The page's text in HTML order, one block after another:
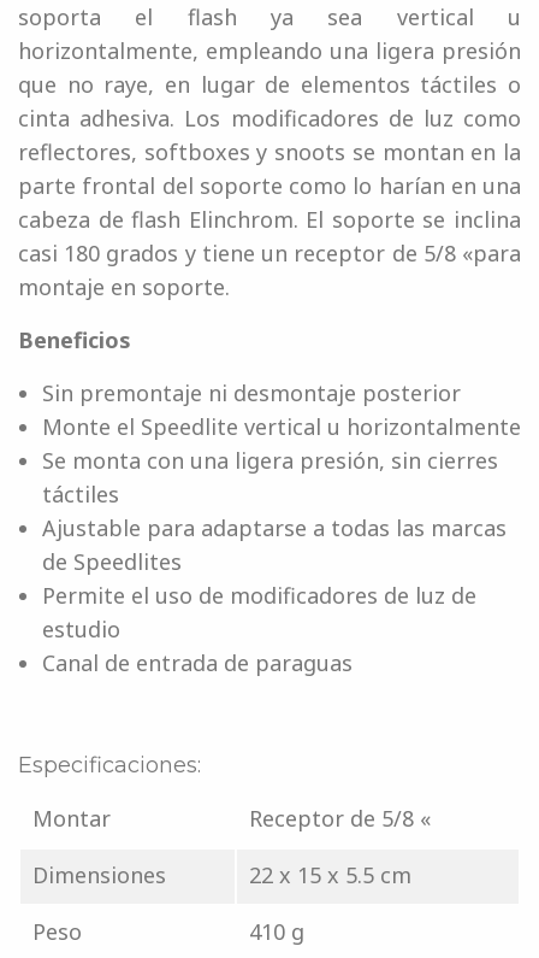
soporta el flash ya sea vertical u
horizontalmente, empleando una ligera presión
que no raye, en lugar de elementos táctiles o
cinta adhesiva. Los modificadores de luz como
reflectores, softboxes y snoots se montan en la
parte frontal del soporte como lo harían en una
cabeza de flash Elinchrom. El soporte se inclina
casi 180 grados y tiene un receptor de 5/8 «para
montaje en soporte.
Beneficios
Sin premontaje ni desmontaje posterior
Monte el Speedlite vertical u horizontalmente
Se monta con una ligera presión, sin cierres
táctiles
Ajustable para adaptarse a todas las marcas
de Speedlites
Permite el uso de modificadores de luz de
estudio
Canal de entrada de paraguas
Especificaciones:
Montar
Receptor de 5/8 «
Dimensiones
22 x 15 x 5.5 cm
Peso
410 g